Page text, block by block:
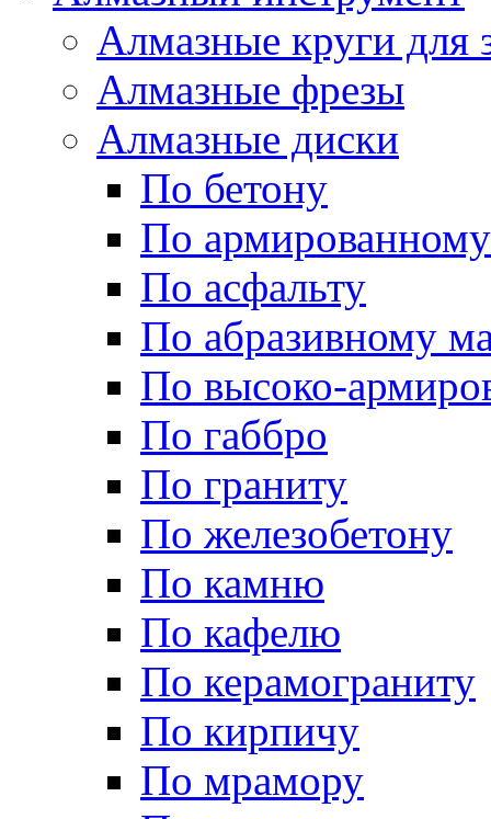
Алмазные круги для
Алмазные фрезы
Алмазные диски
По бетону
По
По асфальту
По абразивному
По высоко-
По габбро
По граниту
По железобетону
По камню
По кафелю
По керамограниту
По кирпичу
По мрамору